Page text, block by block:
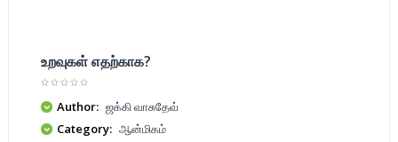
உறவுகள் எதற்காக?
Author: ஜக்கி வாசுதேவ்
Category: ஆன்மிகம்